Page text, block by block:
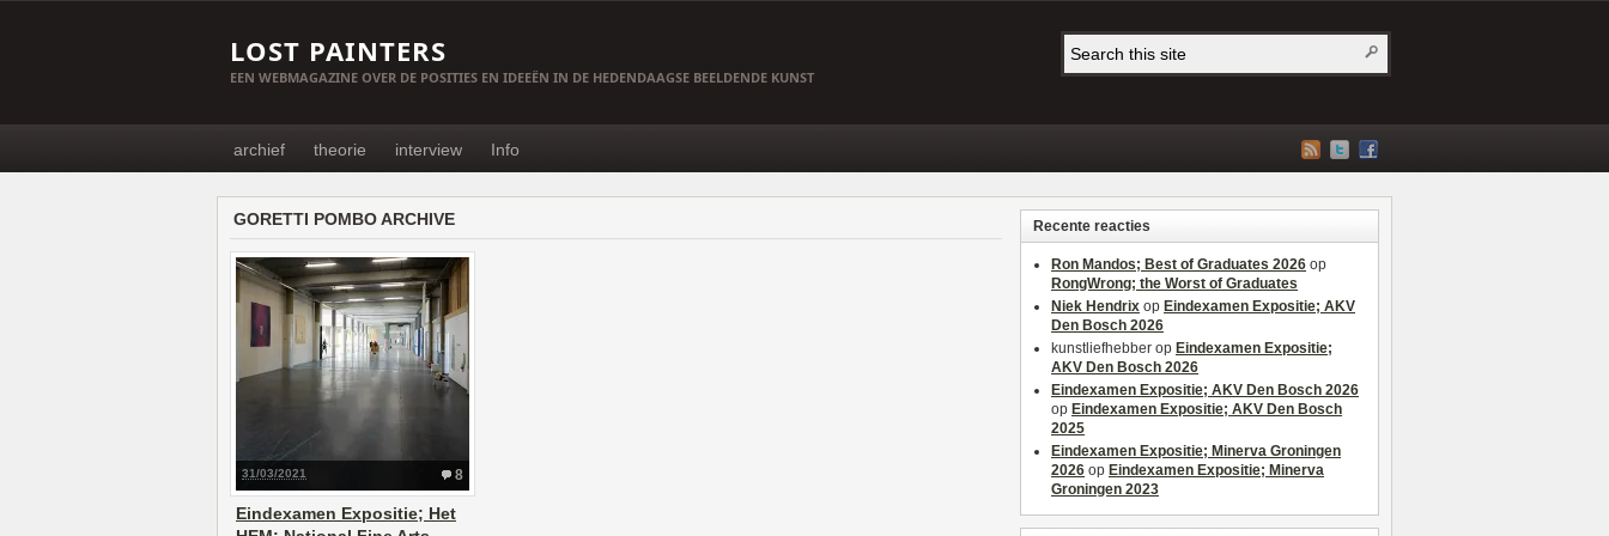
LOST PAINTERS
EEN WEBMAGAZINE OVER DE POSITIES EN IDEEËN IN DE HEDENDAAGSE BEELDENDE KUNST
archief theorie interview Info
GORETTI POMBO ARCHIVE
8
31/03/2021
Eindexamen Expositie; Het
Recente reacties
Ron Mandos; Best of Graduates 2026 op
RongWrong; the Worst of Graduates
Niek Hendrix op Eindexamen Expositie; AKV
Den Bosch 2026
kunstliefhebber op Eindexamen Expositie;
AKV Den Bosch 2026
Eindexamen Expositie; AKV Den Bosch 2026
op Eindexamen Expositie; AKV Den Bosch
2025
Eindexamen Expositie; Minerva Groningen
2026 op Eindexamen Expositie; Minerva
Groningen 2023